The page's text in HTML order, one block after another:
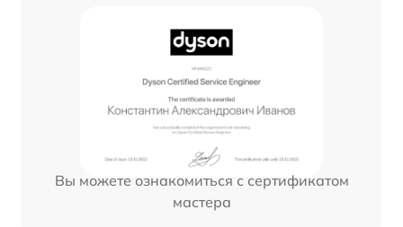
Вы можете ознакомиться с сертификатом
мастера